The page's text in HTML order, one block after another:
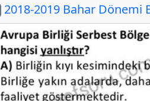
2018-2019 Bahar Dönemi